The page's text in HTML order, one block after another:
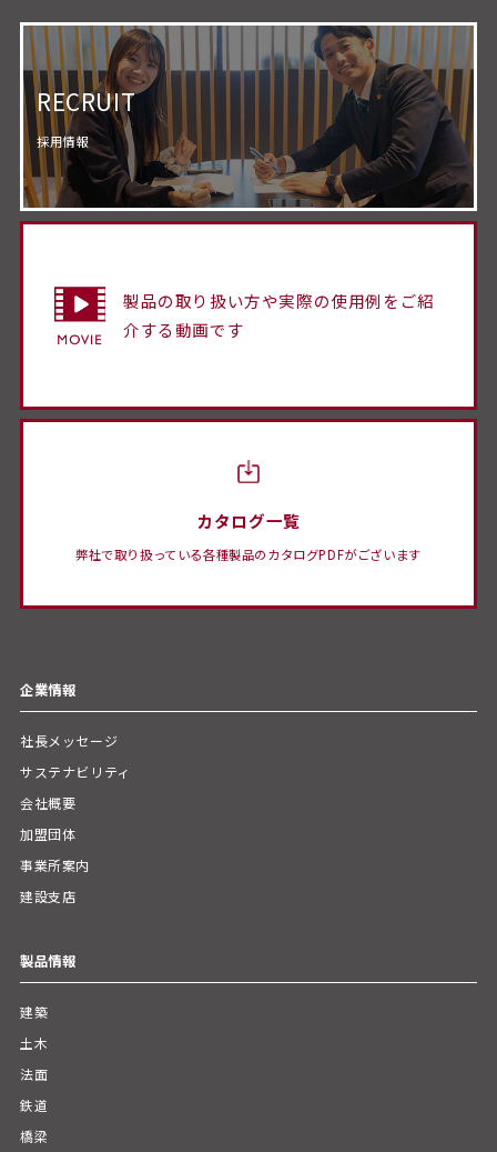
RECRUIT
採用情報
製品の取り扱い方や実際の使用例をご紹
介する動画です
カタログ一覧
弊社で取り扱っている各種製品のカタログPDFがございます
企業情報
社長メッセージ
サステナビリティ
会社概要
加盟団体
事業所案内
建設支店
製品情報
建築
土木
法面
鉄道
橋梁